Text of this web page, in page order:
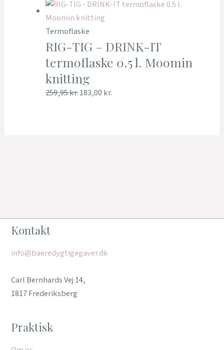
Termoflaske
RIG-TIG – DRINK-IT
termoflaske 0.5 l. Moomin
knitting
259,95kr.183,00 kr.
Kontakt
info@baeredygtigegaver.dk
Carl Bernhards Vej 14,
1817 Frederiksberg
Praktisk